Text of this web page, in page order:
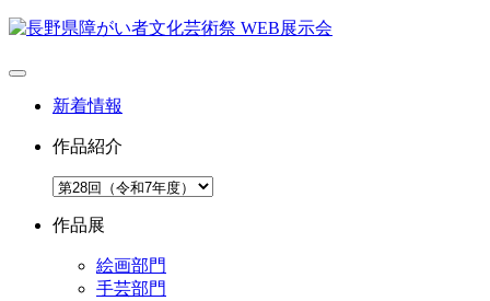
新着情報
作品紹介
作品展
絵画部門
手芸部門